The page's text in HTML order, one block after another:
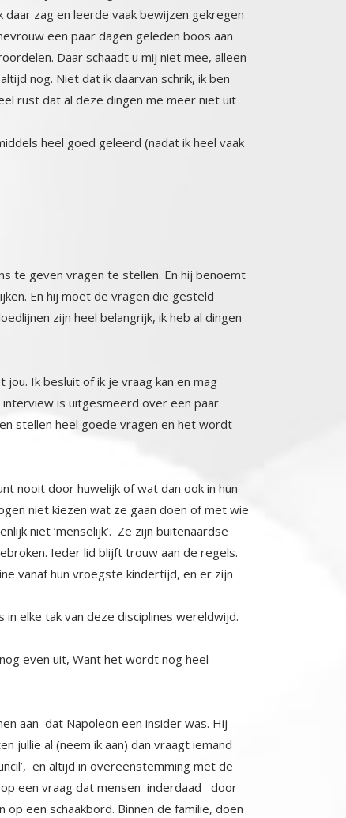
heel goed geleerd (nadat ik heel vaak
te geven vragen te stellen. En hij benoemt
kijken. En hij moet de vragen die gesteld
zijn heel belangrijk, ik heb al dingen
Ik besluit of ik je vraag kan en mag
is uitgesmeerd over een paar
heel goede vragen en het wordt
nooit door huwelijk of wat dan ook in hun
niet kiezen wat ze gaan doen of met wie
niet ‘menselijk’. Ze zijn buitenaardse
Ieder lid blijft trouw aan de regels.
vanaf hun vroegste kindertijd, en er zijn
elke tak van deze disciplines wereldwijd.
even uit, Want het wordt nog heel
aan dat Napoleon een insider was. Hij
al (neem ik aan) dan vraagt iemand
en altijd in overeenstemming met de
een vraag dat mensen inderdaad door
een schaakbord. Binnen de familie, doen
moeten spelen, de rol die we hebben